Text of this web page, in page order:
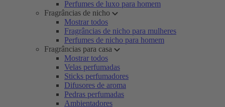
Perfumes de luxo para homem
Fragrâncias de nicho
Mostrar todos
Fragrâncias de nicho para mulheres
Perfumes de nicho para homem
Fragrâncias para casa
Mostrar todos
Velas perfumadas
Sticks perfumadores
Difusores de aroma
Pedras perfumadas
Ambientadores